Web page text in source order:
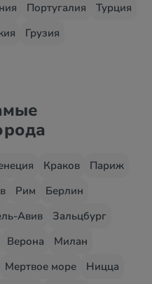
Португалия
Турция
Грузия
Краков
Париж
Рим
Берлин
Авив
Зальцбург
Верона
Милан
Мертвое море
Ницца